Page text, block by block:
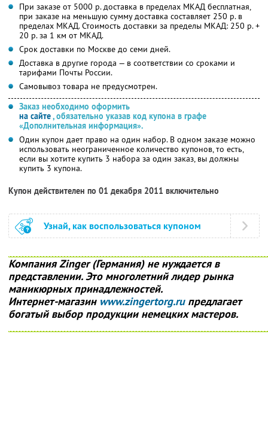
При заказе от 5000 р. доставка в пределах МКАД бесплатная,
при заказе на меньшую сумму доставка составляет 250 р. в
пределах МКАД. Стоимость доставки за пределы МКАД: 250 р. +
20 р. за 1 км от МКАД.
Срок доставки по Москве до семи дней.
Доставка в другие города — в соответствии со сроками и
тарифами Почты России.
Самовывоз товара не предусмотрен.
Заказ необходимо оформить
на сайте, обязательно указав код купона в графе
«Дополнительная информация».
Один купон дает право на один набор. В одном заказе можно
использовать неограниченное количество купонов, то есть,
если вы хотите купить 3 набора за один заказ, вы должны
купить 3 купона.
Купон действителен по 01 декабря 2011 включительно
Узнай, как воспользоваться купоном
Компания Zinger (Германия) не нуждается в
представлении. Это многолетний лидер рынка
маникюрных принадлежностей.
Интернет-магазин www.zingertorg.ruпредлагает
богатый выбор продукции немецких мастеров.